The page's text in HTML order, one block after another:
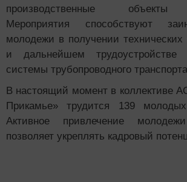
производственные объекты
Мероприятия способствуют
молодежи в получении технических
и дальнейшем трудоустройстве
системы трубопроводного
В настоящий момент в коллективе
Прикамье» трудится 139
Активное привлечение
позволяет укреплять кадровый